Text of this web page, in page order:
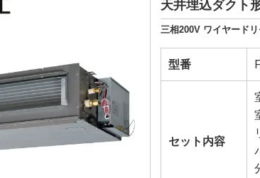
天井埋込ダクト
三相200V ワイヤード
型番
セット内容